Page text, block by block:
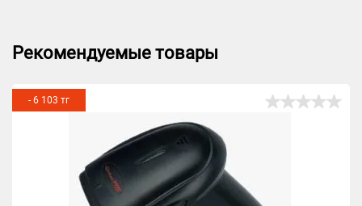
Рекомендуемые товары
- 6 103 тг